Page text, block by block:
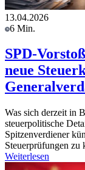
13.04.2026
6 Min.
SPD-
neue
Was sich derzeit in
steuerpolitische
Spitzenverdiener
Steuerprüfungen
Weiterlesen